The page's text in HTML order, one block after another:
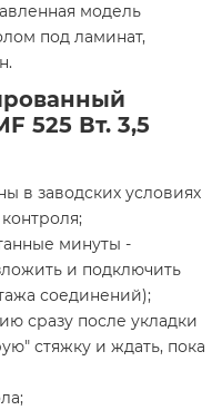
модель
под ламинат,
525 Вт. 3,5
в заводских условиях
минуты -
и подключить
соединений);
сразу после укладки
стяжку и ждать, пока